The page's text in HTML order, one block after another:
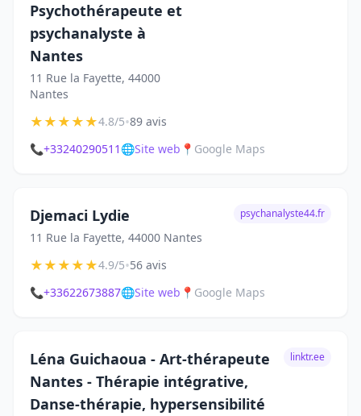
Psychothérapeute et
psychanalyste à
Nantes
11 Rue la Fayette, 44000
Nantes
★★★★★4.8/5•89 avis
📞+33240290511 🌐Site web 📍 Google Maps
Djemaci Lydie
11 Rue la Fayette, 44000 Nantes
psychanalyste44.fr
★★★★★4.9/5•56 avis
📞+33622673887🌐Site web 📍 Google Maps
Léna Guichaoua - Art-thérapeute
Nantes - Thérapie intégrative,
Danse-thérapie, hypersensibilité
linktr.ee